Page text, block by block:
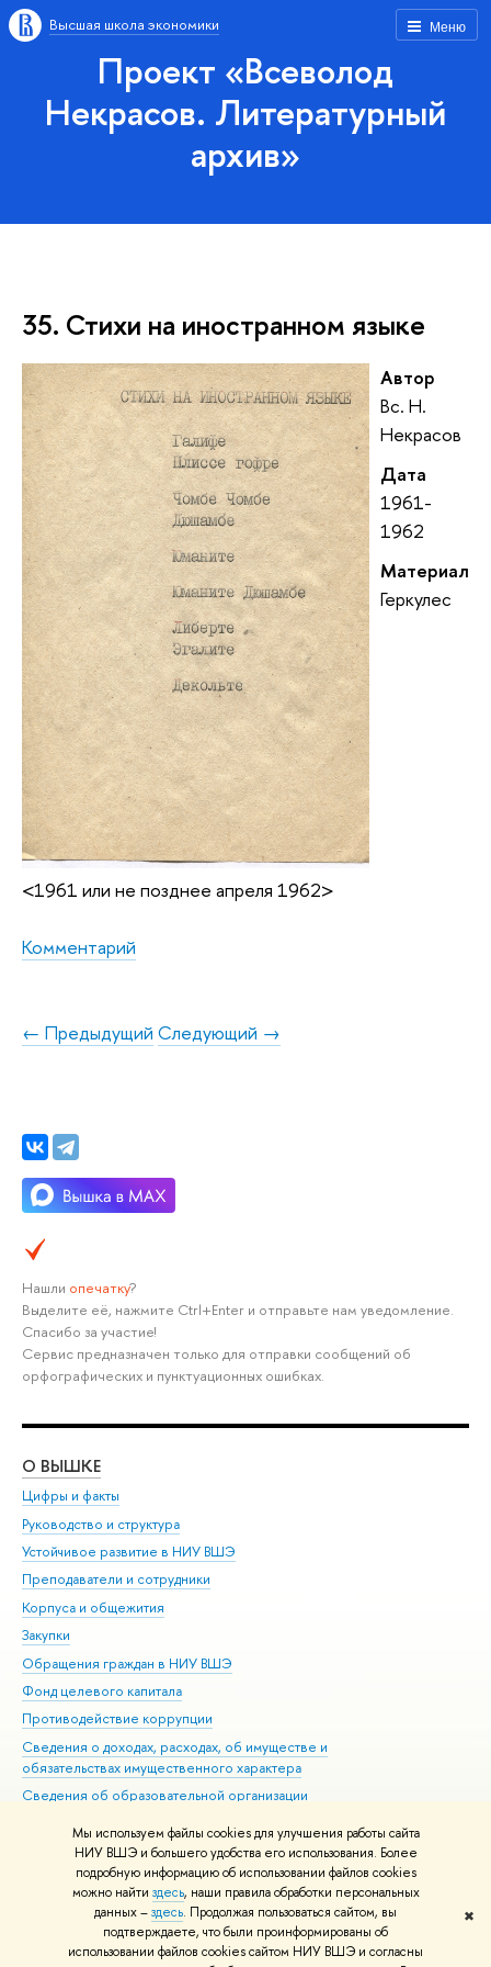
Мы используем файлы cookies для улучшения работы сайта
НИУ ВШЭ и большего удобства его использования. Более
подробную информацию об использовании файлов cookies
можно найти здесь, наши правила обработки персональных
данных –здесь. Продолжая пользоваться сайтом, вы
подтверждаете, что были проинформированы об
использовании файлов cookies сайтом НИУ ВШЭ и согласны
✖
Меню
Высшая школа экономики
Проект «Всеволод
Некрасов. Литературный
архив»
35. Стихи на иностранном языке
Автор
Вс. Н.
Некрасов
Дата
1961-
1962
Материал
Геркулес
<1961 или не позднее апреля 1962>
Комментарий
← Предыдущий Следующий →
Нашли опечатку?
Выделите её, нажмите Ctrl+Enter и отправьте нам уведомление.
Спасибо за участие!
Сервис предназначен только для отправки сообщений об
орфографических и пунктуационных ошибках.
О ВЫШКЕ
Цифры и факты
Руководство и структура
Устойчивое развитие в НИУ ВШЭ
Преподаватели и сотрудники
Корпуса и общежития
Закупки
Обращения граждан в НИУ ВШЭ
Фонд целевого капитала
Противодействие коррупции
Сведения о доходах, расходах, об имуществе и
обязательствах имущественного характера
Сведения об образовательной организации
Людям с ограниченными возможностями здоровья
Единая платежная страница
Работа в Вышке
© НИУ ВШЭ 1993–2026 Адреса и контакты Условия использования